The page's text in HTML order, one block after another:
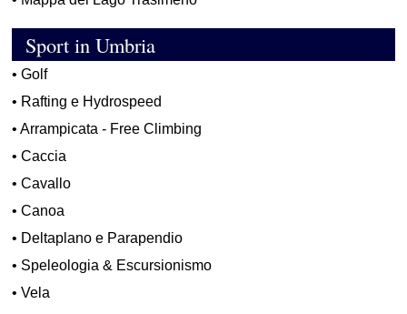
Sport in Umbria
•Golf
• Rafting e Hydrospeed
•Arrampicata - Free Climbing
•Caccia
•Cavallo
•Canoa
• Deltaplano e Parapendio
• Speleologia & Escursionismo
•Vela